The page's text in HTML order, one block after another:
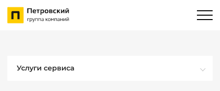
Услуги сервиса